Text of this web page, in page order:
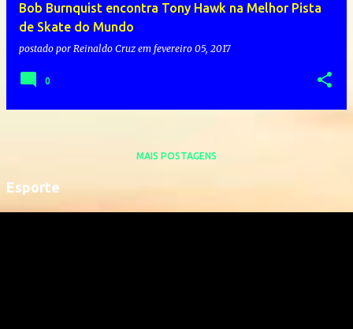
Bob Burnquist encontra Tony Hawk na Melhor Pista
de Skate do Mundo
postado por Reinaldo Cruz em fevereiro 05, 2017
0
MAIS POSTAGENS
Esporte